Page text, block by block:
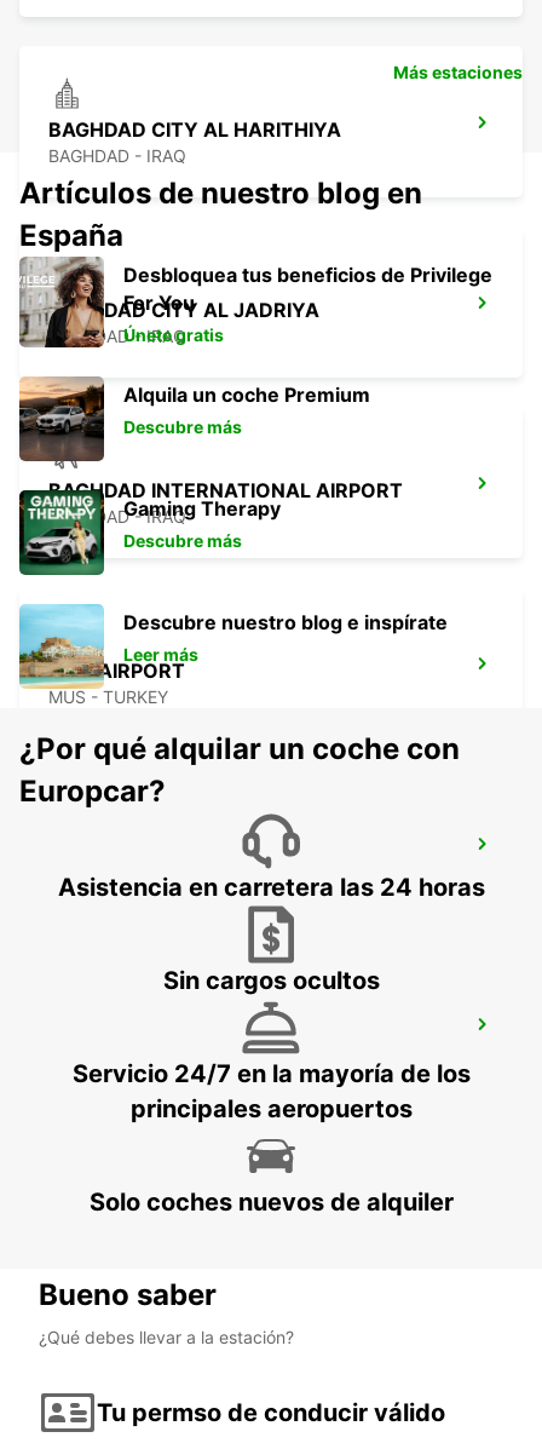
BAGHDAD CITY AL HARITHIYA
BAGHDAD - IRAQ
BAGHDAD CITY AL JADRIYA
BAGHDAD - IRAQ
BAGHDAD INTERNATIONAL AIRPORT
BAGHDAD - IRAQ
MUS AIRPORT
MUS - TURKEY
DIYARBAKIR AIRPORT
DIYARBAKIR - TURKEY
YEREVAN INTERNATIONAL AIRPORT
Más estaciones
Artículos de nuestro blog en
España
Desbloquea tus beneficios de Privilege
For You
Únete gratis
Alquila un coche Premium
Descubre más
Gaming Therapy
Descubre más
Descubre nuestro blog e inspírate
Leer más
¿Por qué alquilar un coche con
Europcar?
Asistencia en carretera las 24 horas
Sin cargos ocultos
Servicio 24/7 en la mayoría de los
principales aeropuertos
Solo coches nuevos de alquiler
Bueno saber
¿Qué debes llevar a la estación?
Tu permso de conducir válido